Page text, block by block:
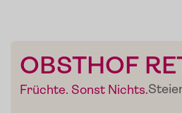
Edelgreissler
Verkostungen
OBSTHOF
Früchte. Sonst Nichts.